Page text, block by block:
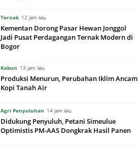
Ternak 12 jam lalu
Kementan Dorong Pasar Hewan Jonggol
Jadi Pusat Perdagangan Ternak Modern di
Bogor
Kebun 13 jam lalu
Produksi Menurun, Perubahan Iklim Ancam
Kopi Tanah Air
Agri Penyuluhan 14 jam lalu
Didukung Penyuluh, Petani Simeulue
Optimistis PM-AAS Dongkrak Hasil Panen